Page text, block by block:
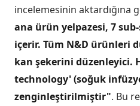
incelemesinin aktardığına
ana ürün yelpazesi, 7
içerir. Tüm N&D ürünleri
kan şekerini düzenleyici.
technology' (soğuk
zenginleştirilmiştir". Bu